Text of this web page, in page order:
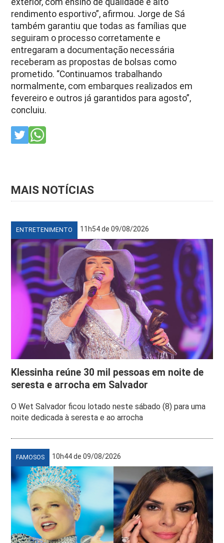
rendimento esportivo”, afirmou. Jorge de Sá
também garantiu que todas as famílias que
seguiram o processo corretamente e
entregaram a documentação necessária
receberam as propostas de bolsas como
prometido. “Continuamos trabalhando
normalmente, com embarques realizados em
fevereiro e outros já garantidos para agosto”,
concluiu.
MAIS NOTÍCIAS
ENTRETENIMENTO 11h54 de 09/08/2026
Klessinha reúne 30 mil pessoas em noite de
seresta e arrocha em Salvador
O Wet Salvador ficou lotado neste sábado (8) para uma
noite dedicada à seresta e ao arrocha
FAMOSOS 10h44 de 09/08/2026